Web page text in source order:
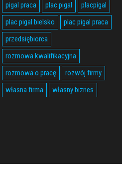
pigal praca
plac pigal
placpigal
plac pigal bielsko
plac pigal praca
przedsiębiorca
rozmowa kwalifikacyjna
rozmowa o pracę
rozwój firmy
własna firma
własny biznes